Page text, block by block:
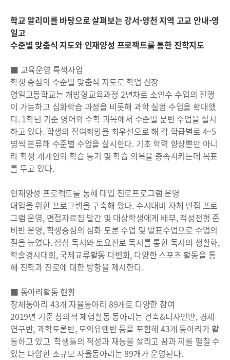
학교 알리미를 바탕으로 살펴보는 강서·양천 지역 고교 안내-영
일고
수준별 맞춤식 지도와 인재양성 프로젝트를 통한 진학지도
■ 교육운영 특색사업
학생 중심의 수준별 맞춤식 지도로 학업 신장
영일고등학교는 개방형교육과정 2년차로 소인수 수업의 진행
이 가능하고 심화학습 과정을 비롯해 과학 실험 수업을 확대했
다. 1학년 기준 영어와 수학 과목에서 수준별 분반 수업을 실시
하고 있다. 학생의 참여희망을 최우선으로 해 각 학급별로 4~5
명씩 분류해 수준별 수업을 실시한다. 기초 학력 향상뿐만 아니
라 학생 개개인의 학습 동기 및 학습 의욕을 충족시키는데 목표
를 두고 있다.
인재양성 프로젝트를 통해 대입 진로프로그램 운영
대입을 위한 프로그램을 구축해 왔다. 수시대비 자체 면접 프로
그램 운영, 면접자료집 발간 및 대상학생에게 배부, 적성전형 준
비반 운영, 학생중심의 심화 토론 수업 및 발표수업으로 수업의
질을 높였다. 점심 독서와 토요진로 독서를 통한 독서의 생활화,
학술경시대회, 국제교류활동 다변화, 다양한 스포츠 활동을 통
해 진학과 진로에 대한 방향을 제시한다.
■ 동아리활동 현황
창체동아리 43개 자율동아리 89개로 다양한 참여
2019년 기준 창의적 체험활동 동아리는 건축&디자인반, 경제
연구반, 과학토론반, 모의유엔반 등을 포함해 43개 동아리가 활
동하고 있고 학생들의 적성과 재능을 살리고 꿈과 끼를 펼칠 수
있는 다양한 소규모 자율동아리는 89개가 운영된다.